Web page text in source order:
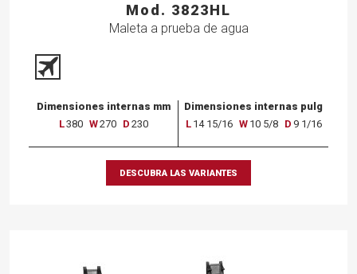
Mod. 3823HL
Maleta a prueba de agua
Dimensiones internas mm
L380 W270 D 230
Dimensiones internas pulg
L 14 15/16 W 10 5/8 D 9 1/16
DESCUBRA LAS VARIANTES